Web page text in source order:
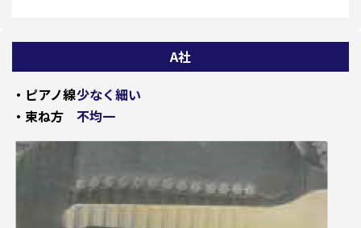
A社
・ピアノ線少なく細い
・束ね方
不均一